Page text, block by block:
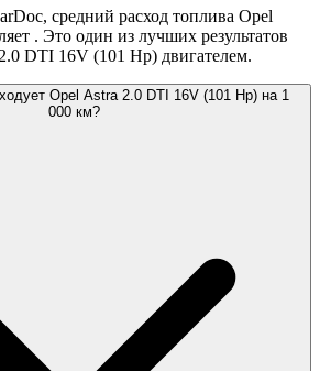
средний расход топлива Opel
. Это один из лучших результатов
DTI 16V (101 Hp) двигателем.
Opel Astra 2.0 DTI 16V (101 Hp) на 1
000 км?